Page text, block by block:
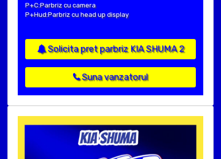
P+C:Parbriz cu camera
P+Hud:Parbriz cu head up display
Solicita pret parbriz KIA SHUMA 2
Suna vanzatorul